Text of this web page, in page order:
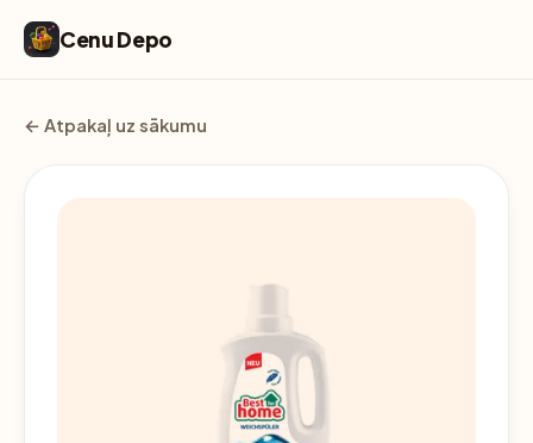
Cenu Depo
← Atpakaļ uz sākumu